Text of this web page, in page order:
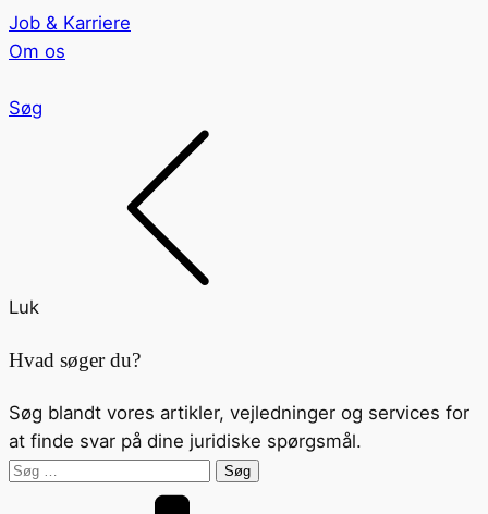
Job & Karriere
Om os
Søg
Luk
Hvad søger du?
Søg blandt vores artikler, vejledninger og services for
at finde svar på dine juridiske spørgsmål.
Søg